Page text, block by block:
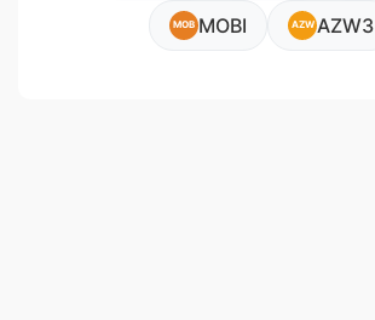
MOB MOBI AZWAZW3